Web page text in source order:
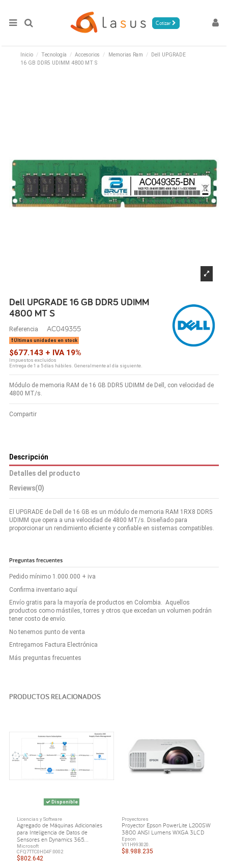
Cotizar
Inicio Tecnología Accesorios Memorias Ram
Dell UPGRADE
16 GB DDR5 UDIMM 4800 MT S
Dell UPGRADE 16 GB DDR5 UDIMM
4800 MT S
Referencia AC049355
Últimas unidades en stock
$677.143 + IVA 19%
Impuestos excluidos
Entrega de 1 a 5 días hábiles. Generalmente al día siguiente.
Módulo de memoria RAM de 16 GB DDR5 UDIMM de Dell, con velocidad de
4800 MT/s.
Compartir
Descripción
Detalles del producto
Reviews(0)
El UPGRADE de Dell de 16 GB es un módulo de memoria RAM 1RX8 DDR5
UDIMM que opera a una velocidad de 4800 MT/s. Diseñado para
proporcionar un rendimiento eficiente y confiable en sistemas compatibles.
Preguntas frecuentes
Pedido mínimo 1.000.000 + iva
Confirma inventario aquí
Envío gratis para la mayoría de productos en Colombia. Aquellos
productos como mástiles, torres y otros que excedan un volumen podrán
tener costo de envío.
No tenemos punto de venta
Entregamos Factura Electrónica
Más preguntas frecuentes
PRODUCTOS RELACIONADOS
Disponible
Licencias y Software
Agregado de Máquinas Adicionales
para Inteligencia de Datos de
Sensores en Dynamics 365...
Microsoft
CFQ7TTC0HD4F:0002
$802.642
Proyectores
Proyector Epson PowerLite L200SW
3800 ANSI Lumens WXGA 3LCD
Epson
V11H993020.
$8.988.235